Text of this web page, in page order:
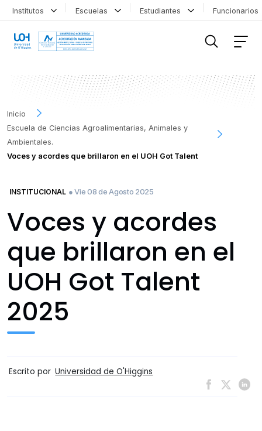
Institutos Escuelas Estudiantes
Inicio
Escuela de Ciencias Agroalimentarias, Animales y
Ambientales.
Voces y acordes que brillaron en el UOH Got Talent
INSTITUCIONAL ● Vie 08 de Agosto 2025
Voces y acordes
que brillaron en el
UOH Got Talent
2025
Escrito por Universidad de O'Higgins